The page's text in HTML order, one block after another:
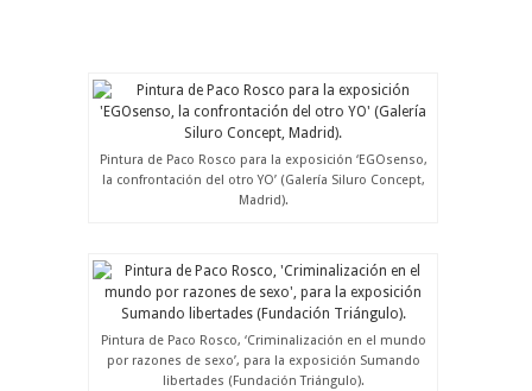
Pintura de Paco Rosco para la exposición ‘EGOsenso,
la confrontación del otro YO’ (Galería Siluro Concept,
Madrid).
Pintura de Paco Rosco, ‘Criminalización en el mundo
por razones de sexo’, para la exposición Sumando
libertades (Fundación Triángulo).